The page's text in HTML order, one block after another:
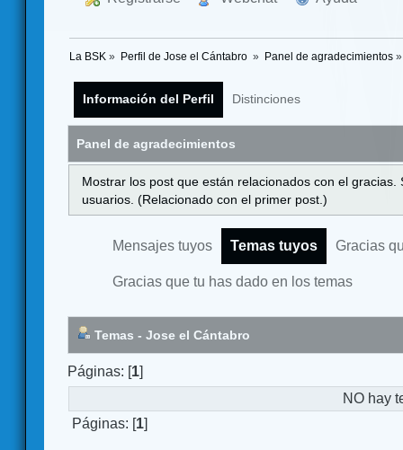
La BSK » Perfil de Jose el Cántabro » Panel de agradecimientos»
Información del Perfil Distinciones
Panel de agradecimientos
Mostrar los post que están relacionados con el
usuarios. (Relacionado con el primer post.)
Mensajes tuyos Temas tuyos Gracias
Gracias que tu has dado en los temas
Temas - Jose el Cántabro
Páginas: [1]
NO hay
Páginas: [1]